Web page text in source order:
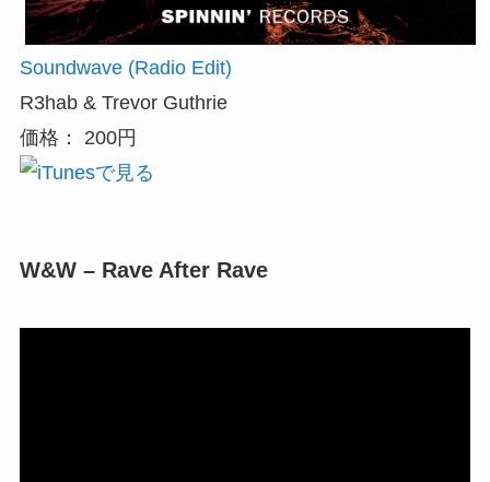
Soundwave (Radio Edit)
R3hab & Trevor Guthrie
価格： 200円
W&W – Rave After Rave